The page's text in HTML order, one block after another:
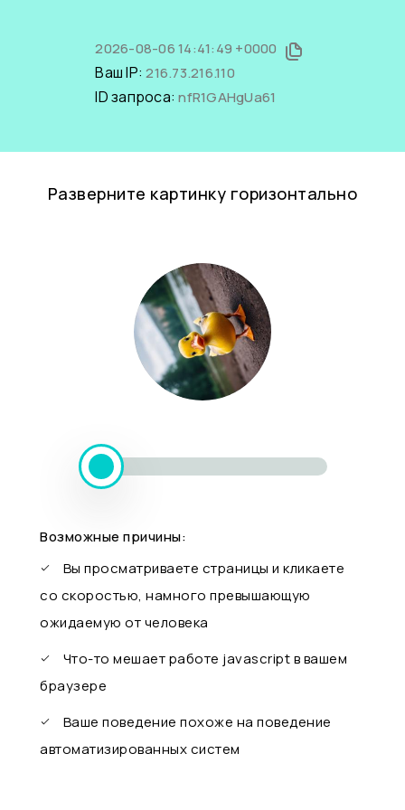
2026-08-06 14:41:49 +0000
Ваш IP:216.73.216.110
ID запроса:nfR1GAHgUa61
Разверните картинку горизонтально
Возможные причины:
Вы просматриваете страницы и кликаете
со скоростью, намного превышающую
ожидаемую от человека
Что-то мешает работе javascript в вашем
браузере
Ваше поведение похоже на поведение
автоматизированных систем